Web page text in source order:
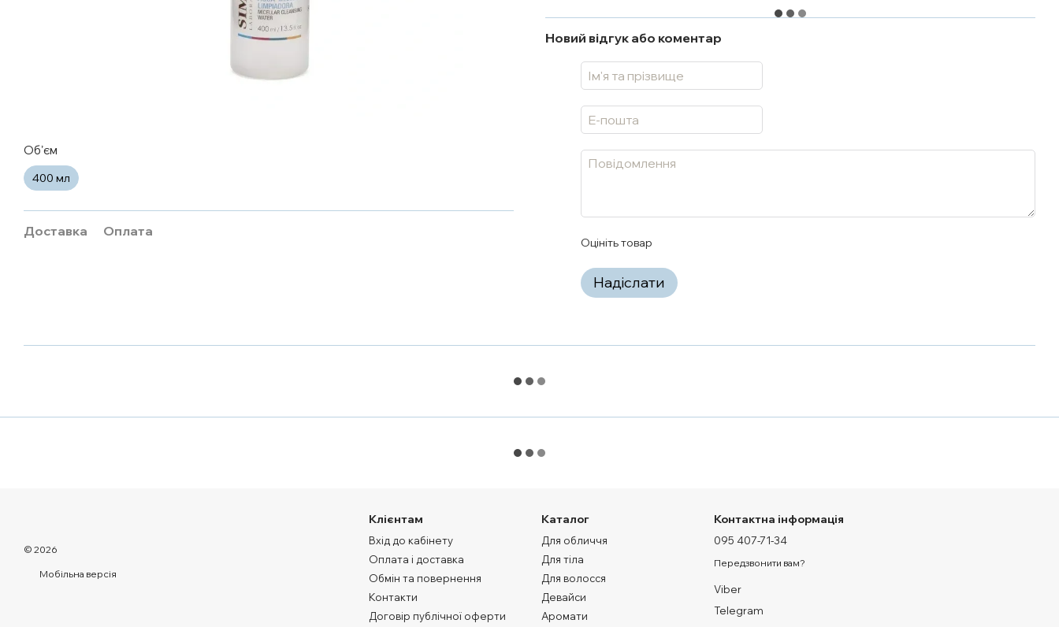
Обʼєм
400 мл
Доставка Оплата
Новий відгук або коментар
Оцініть товар
Надіслати
© 2026
Мобільна версія
Клієнтам
Вхід до кабінету
Оплата і доставка
Обмін та повернення
Контакти
Договір публічної оферти
Каталог
Для обличчя
Для тіла
Для волосся
Девайси
Аромати
Контактна інформація
095 407-71-34
Передзвонити вам?
Viber
Telegram